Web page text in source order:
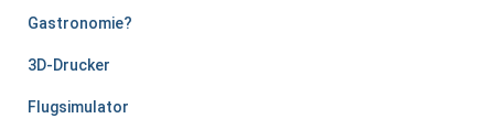
Gastronomie?
3D-Drucker
Flugsimulator